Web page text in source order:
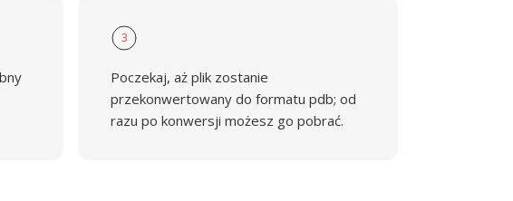
3
Poczekaj, aż plik zostanie
przekonwertowany do formatu pdb; od
razu po konwersji możesz go pobrać.